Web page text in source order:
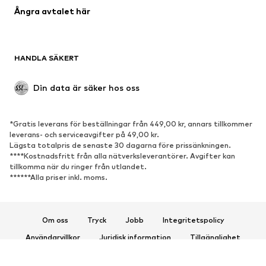
Badkläder
Tillfällen
Upcycling
Populärt
Sneakers
Stövletter
Pumps & högklackade skor
Stövlar
Sandaler
Pantoletter
Inneskor
Exklusiv
Ångra avtalet här
HANDLA SÄKERT
Din data är säker hos oss
*Gratis leverans för beställningar från 449,00 kr, annars tillkommer
leverans- och serviceavgifter på 49,00 kr.
Lägsta totalpris de senaste 30 dagarna före prissänkningen.
****Kostnadsfritt från alla nätverksleverantörer. Avgifter kan
tillkomma när du ringer från utlandet.
******Alla priser inkl. moms.
Om oss Tryck Jobb
Integritetspolicy
Användarvillkor
Juridisk information
Tillgänglighet